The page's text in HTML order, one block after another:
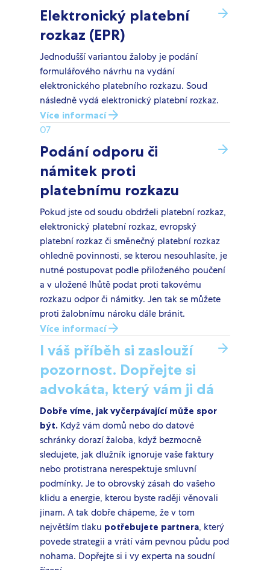
Elektronický platební
rozkaz (EPR)
Jednodušší variantou žaloby je podání
formulářového návrhu na vydání
elektronického platebního rozkazu. Soud
následně vydá elektronický platební rozkaz.
Více informací
07
Podání odporu či
námitek proti
platebnímu rozkazu
Pokud jste od soudu obdrželi platební rozkaz,
elektronický platební rozkaz, evropský
platební rozkaz či směnečný platební rozkaz
ohledně povinnosti, se kterou nesouhlasíte, je
nutné postupovat podle přiloženého poučení
a v uložené lhůtě podat proti takovému
rozkazu odpor či námitky. Jen tak se můžete
proti žalobnímu nároku dále bránit.
Více informací
I váš příběh si zaslouží
pozornost. Dopřejte si
advokáta, který vám ji dá
Dobře víme, jak vyčerpávající může spor
být. Když vám domů nebo do datové
schránky dorazí žaloba, když bezmocně
sledujete, jak dlužník ignoruje vaše faktury
nebo protistrana nerespektuje smluvní
podmínky. Je to obrovský zásah do vašeho
klidu a energie, kterou byste raději věnovali
jinam. A tak dobře chápeme, že v tom
největším tlaku potřebujete partnera, který
povede strategii a vrátí vám pevnou půdu pod
nohama. Dopřejte si i vy experta na soudní